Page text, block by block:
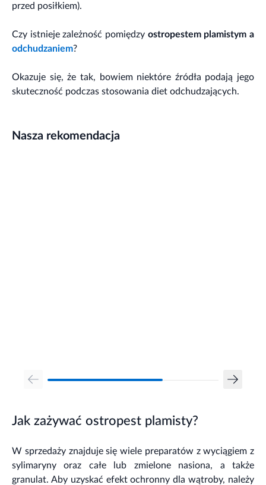
przed posiłkiem).
Czy istnieje zależność pomiędzy ostropestem plamistym a
odchudzaniem?
Okazuje się, że tak, bowiem niektóre źródła podają jego
skuteczność podczas stosowania diet odchudzających.
Nasza rekomendacja
Jak zażywać ostropest plamisty?
W sprzedaży znajduje się wiele preparatów z wyciągiem z
sylimaryny oraz całe lub zmielone nasiona, a także
granulat. Aby uzyskać efekt ochronny dla wątroby, należy